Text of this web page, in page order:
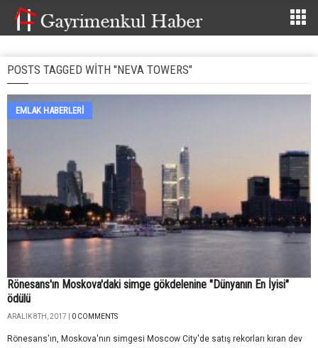
POSTS TAGGED WITH "NEVA TOWERS"
EMLAK HABERLERI
Rönesans'ın Moskova'daki simge gökdelenine "Dünyanın En İyisi"
ödülü
ARALIK 8TH, 2017 | 0 COMMENTS
Rönesans'ın, Moskova'nın simgesi Moscow City'de satış rekorları kıran dev